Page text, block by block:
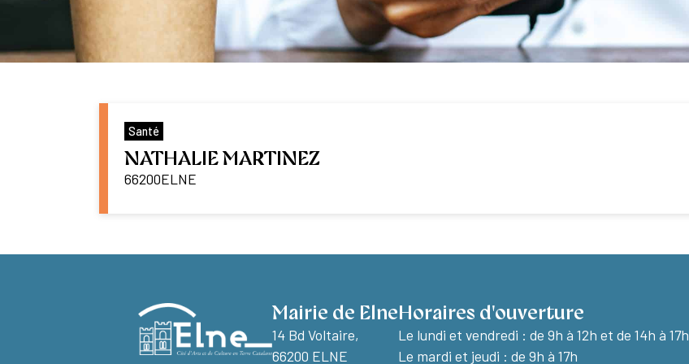
Santé
NATHALIE MARTINEZ
66200ELNE
Mairie de Elne
14 Bd Voltaire,
66200 ELNE
Horaires d'ouverture
Le lundi et vendredi : de 9h à 12h et de 14h à 17h
Le mardi et jeudi : de 9h à 17h